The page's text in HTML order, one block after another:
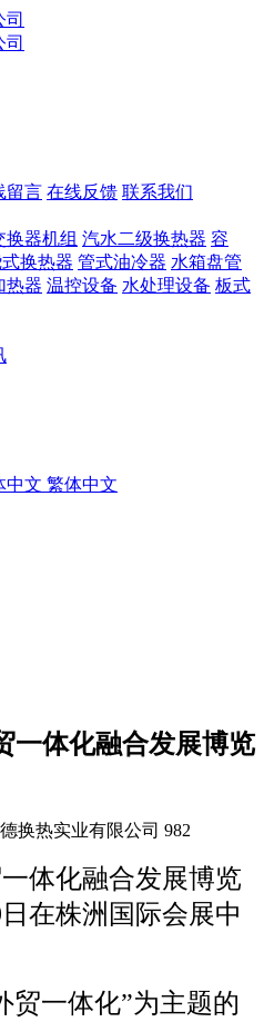
留言 在线反馈 联系我们
换器机组 汽水二级换热器 容
换热器 管式油冷器 水箱盘管
热器 温控设备 水处理设备 板式
繁体中文
一体化融合发展博览
换热实业有限公司 982
体化融合发展博览
在株洲国际会展中
一体化”为主题的